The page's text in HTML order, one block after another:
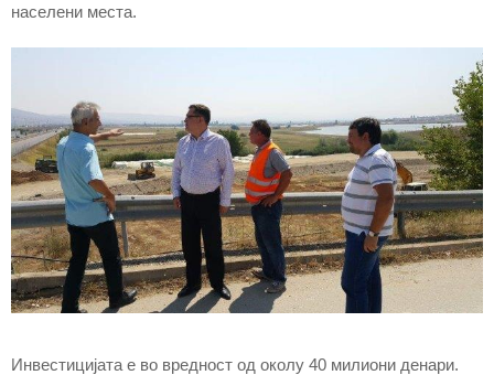
населени места.
Инвестицијата е во вредност од околу 40 милиони денари.